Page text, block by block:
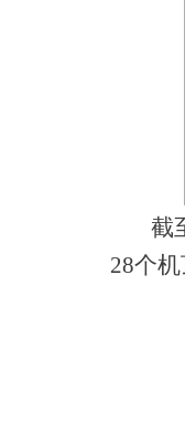
截
28个